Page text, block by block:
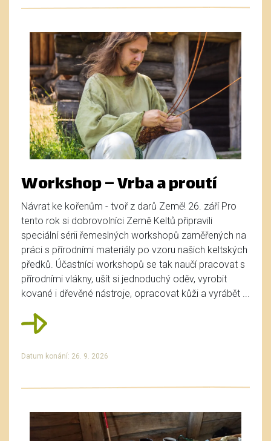
Workshop – Vrba a proutí
Návrat ke kořenům - tvoř z darů Země! 26. září Pro
tento rok si dobrovolníci Země Keltů připravili
speciální sérii řemeslných workshopů zaměřených na
práci s přírodními materiály po vzoru našich keltských
předků. Účastníci workshopů se tak naučí pracovat s
přírodními vlákny, ušít si jednoduchý oděv, vyrobit
kované i dřevěné nástroje, opracovat kůži a vyrábět ...
Datum konání: 26. 9. 2026